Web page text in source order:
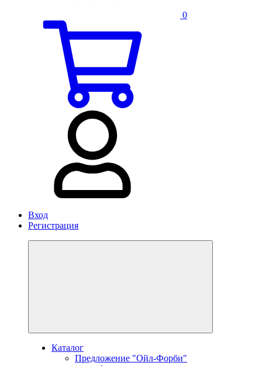
0
Вход
Регистрация
Каталог
Предложение "Ойл-Форби"